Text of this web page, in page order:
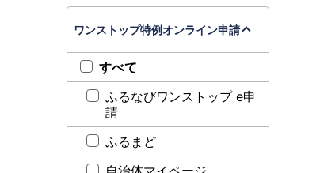
ワンストップ特例オンライン申請
すべて
ふるなびワンストップ e申
請
ふるまど